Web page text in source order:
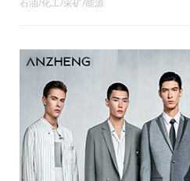
石油/化工/采矿/能源